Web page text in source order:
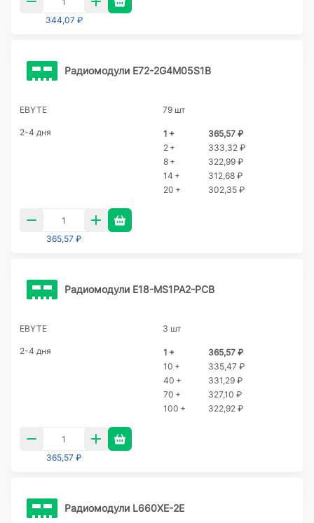
344,07 ₽
Радиомодули E72-2G4M05S1B
EBYTE 79 шт
2-4 дня 1 +
365,57 ₽
2 +
333,32 ₽
8 +
322,99 ₽
14 +
312,68 ₽
20 +
302,35 ₽
365,57 ₽
Радиомодули E18-MS1PA2-PCB
EBYTE 3 шт
2-4 дня 1 +
365,57 ₽
10 +
335,47 ₽
40 +
331,29 ₽
70 +
327,10 ₽
100 +
322,92 ₽
365,57 ₽
Радиомодули L660XE-2E